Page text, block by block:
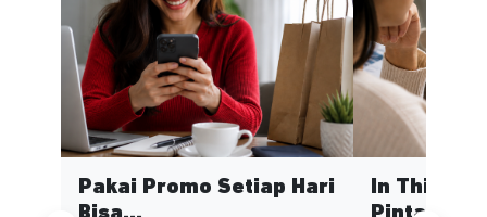
Pakai Promo Setiap Hari
In This